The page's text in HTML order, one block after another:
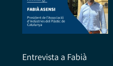
Entrevista a Fabià